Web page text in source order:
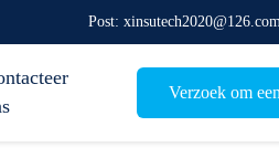
Post:
Verzoek om